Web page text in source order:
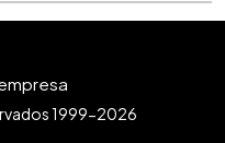
1999-2026